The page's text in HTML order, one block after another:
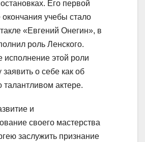
Его первой
окончания учебы стало
«Евгений Онегин», в
роль Ленского.
этой роли
о себе как об
талантливом актере.
и
своего мастерства
заслужить признание